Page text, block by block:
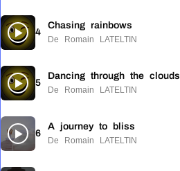
4
Chasing rainbows
De Romain LATELTIN
5
Dancing through the clouds
De Romain LATELTIN
6
A journey to bliss
De Romain LATELTIN